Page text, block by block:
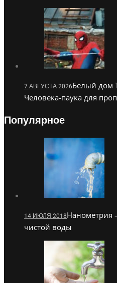
7 АВГУСТА 2026Белый дом
Человека-паука для
Популярное
14 ИЮЛЯ 2018Нанометрия
чистой воды